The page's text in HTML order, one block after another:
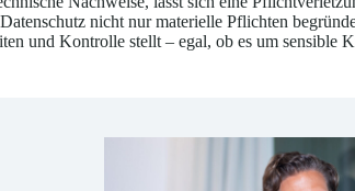
nicht nur materielle Pflichten
und Kontrolle stellt – egal, ob es um sensible